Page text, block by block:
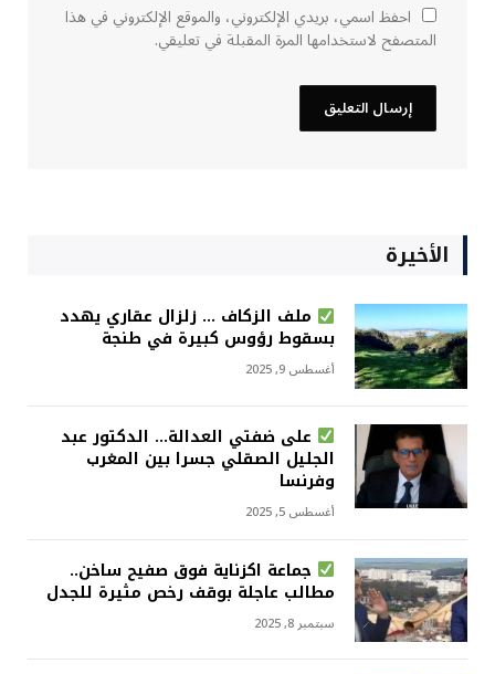
احفظ اسمي، بريدي الإلكتروني، والموقع الإلكتروني في هذا
المتصفح لاستخدامها المرة المقبلة في تعليقي.
الأخيرة
ملف الزكاف … زلزال عقاري يهدد
بسقوط رؤوس كبيرة في طنجة
أغسطس 9, 2025
على ضفتي العدالة… الدكتور عبد
الجليل الصقلي جسرا بين المغرب
وفرنسا
أغسطس 5, 2025
جماعة اكزناية فوق صفيح ساخن..
مطالب عاجلة بوقف رخص مثيرة للجدل
سبتمبر 8, 2025